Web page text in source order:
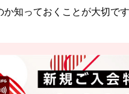
知っておくことが大切です